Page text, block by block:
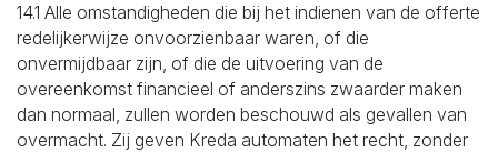
14.1 Alle omstandigheden die bij het indienen van de offerte
redelijkerwijze onvoorzienbaar waren, of die
onvermijdbaar zijn, of die de uitvoering van de
overeenkomst financieel of anderszins zwaarder maken
dan normaal, zullen worden beschouwd als gevallen van
overmacht. Zij geven Kreda automaten het recht, zonder